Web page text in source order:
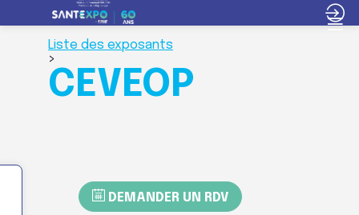
Liste des exposants
>
CEVEOP
DEMANDER UN RDV